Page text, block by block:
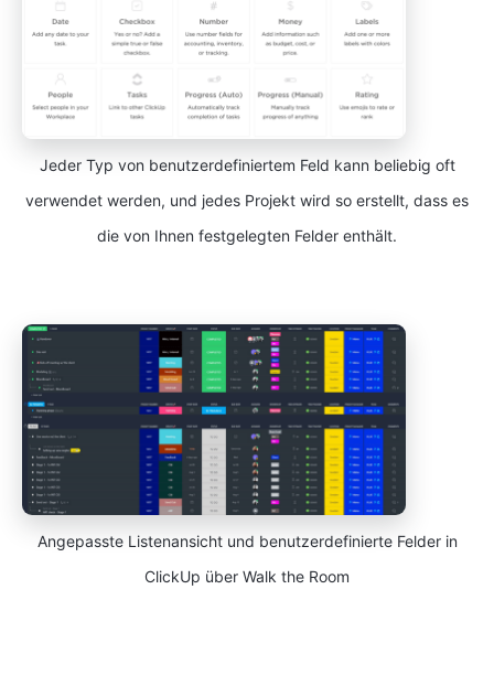
Jeder Typ von benutzerdefiniertem Feld kann beliebig oft
verwendet werden, und jedes Projekt wird so erstellt, dass es
die von Ihnen festgelegten Felder enthält.
Angepasste Listenansicht und benutzerdefinierte Felder in
ClickUp über Walk the Room